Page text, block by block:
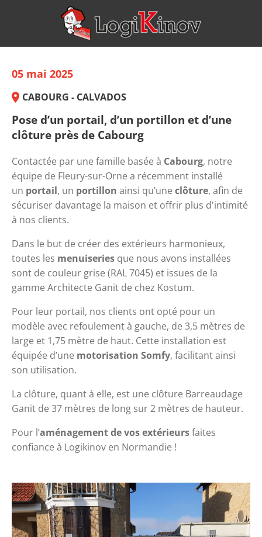
05 mai 2025
CABOURG - CALVADOS
Pose d’un portail, d’un portillon et d’une
clôture près de Cabourg
Contactée par une famille basée à Cabourg, notre
équipe de Fleury-sur-Orne a récemment installé
un portail, un portillon ainsi qu’une clôture, afin de
sécuriser davantage la maison et offrir plus d'intimité
à nos clients.
Dans le but de créer des extérieurs harmonieux,
toutes les menuiseries que nous avons installées
sont de couleur grise (RAL 7045) et issues de la
gamme Architecte Ganit de chez Kostum.
Pour leur portail, nos clients ont opté pour un
modèle avec refoulement à gauche, de 3,5 mètres de
large et 1,75 mètre de haut. Cette installation est
équipée d’une motorisation Somfy, facilitant ainsi
son utilisation.
La clôture, quant à elle, est une clôture Barreaudage
Ganit de 37 mètres de long sur 2 mètres de hauteur.
Pour l’aménagement de vos extérieurs faites
confiance à Logikinov en Normandie !